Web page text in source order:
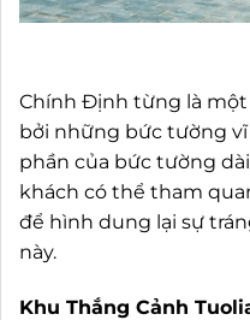
Chính Định từng là
bởi những bức tường vĩ
phần của bức tường
khách có thể tham
để hình dung lại sự
này.
Khu Thắng Cảnh